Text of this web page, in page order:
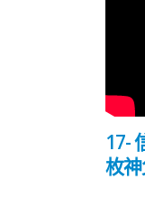
17-
枚